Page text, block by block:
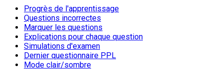
Progrès de l'apprentissage
Questions incorrectes
Marquer les questions
Explications pour chaque question
Simulations d'examen
Dernier questionnaire PPL
Mode clair/sombre